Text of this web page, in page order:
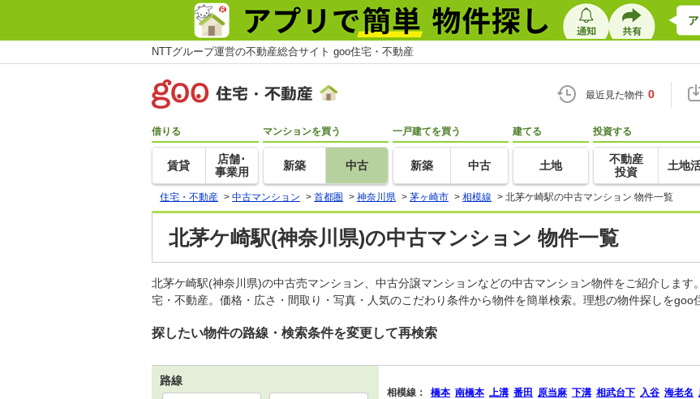
NTTグループ運営の不動産総合サイト goo住宅・不動産
最近見た物件 0
借りる
賃貸
店舗･
事業用
マンションを買う
新築 中古
一戸建てを買う
新築 中古
建てる
土地
投資する
不動産
投資
土地
住宅・不動産 > 中古マンション > 首都圏 > 神奈川県 > 茅ヶ崎市 > 相模線 > 北茅ケ崎駅の中古マンション 物件一覧
北茅ケ崎駅(神奈川県)の中古マンション 物件一覧
北茅ケ崎駅(神奈川県)の中古売マンション、中古分譲マンションなどの中古マンション物件をご紹介しま
宅・不動産。価格・広さ・間取り・写真・人気のこだわり条件から物件を簡単検索。理想の物件探しをgoo
探したい物件の路線・検索条件を変更して再検索
路線
相模線： 橋本 南橋本 上溝 番田 原当麻 下溝 相武台下 入谷 海老名